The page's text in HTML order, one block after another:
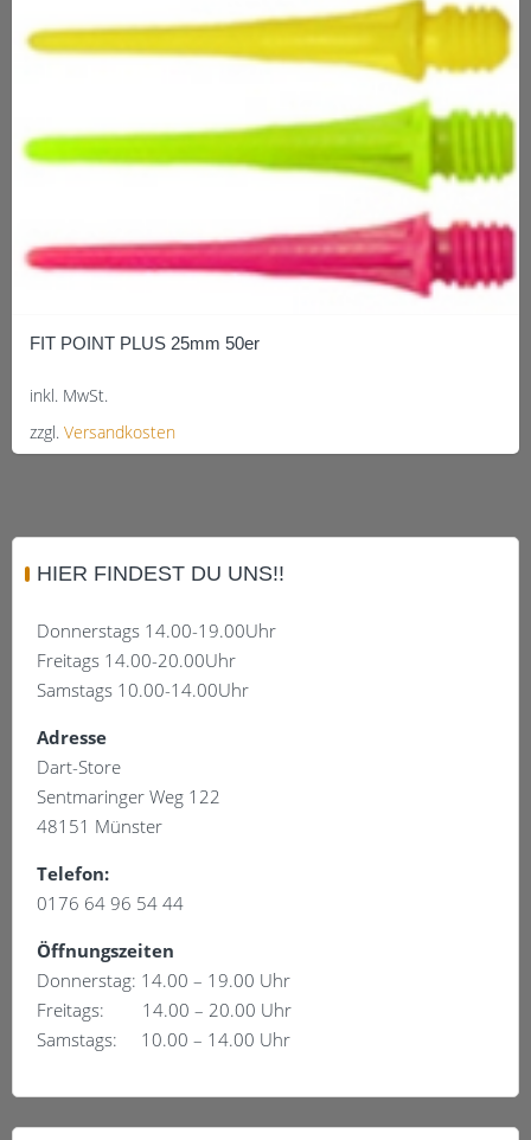
FIT POINT PLUS 25mm 50er
inkl. MwSt.
zzgl. Versandkosten
Varianten
Optionen
können
Produktseite
gewählt
HIER FINDEST DU UNS!!
Donnerstags 14.00-19.00Uhr
Freitags 14.00-20.00Uhr
Samstags 10.00-14.00Uhr
Adresse
Dart-Store
Sentmaringer Weg 122
48151 Münster
Telefon:
0176 64 96 54 44
Öffnungszeiten
Donnerstag: 14.00 – 19.00 Uhr
Freitags: 14.00 – 20.00 Uhr
Samstags: 10.00 – 14.00 Uhr